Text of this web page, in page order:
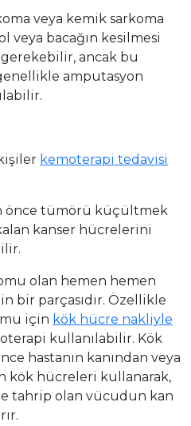
veya kemik sarkoma
veya bacağın kesilmesi
ancak bu
amputasyon
kemoterapi tedavisi
önce tümörü küçültmek
kanser hücrelerini
olan hemen hemen
bir parçasıdır. Özellikle
için kök hücre nakliyle
kullanılabilir. Kök
hastanın kanından veya
kök hücreleri kullanarak,
tahrip olan vücudun kan